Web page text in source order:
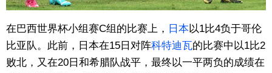
在巴西世界杯小组赛C组的比赛上， 日本以1比4负于哥伦
比亚队。此前，日本在15日对阵科特迪瓦的比赛中以1比2
败北，又在20日和希腊队战平，最终以一平两负的成绩在